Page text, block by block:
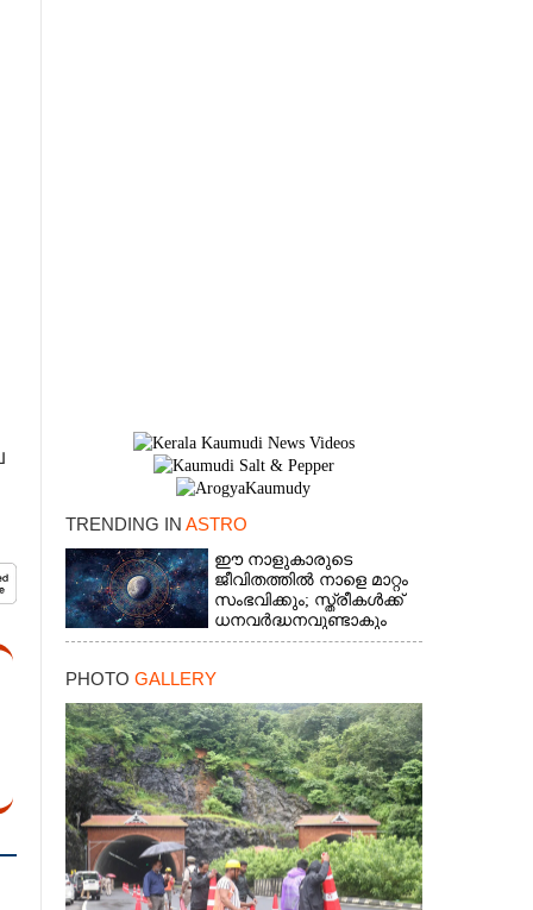
TRENDING IN ASTRO
ഈ നാളുകാരുടെ
ജീവിതത്തിൽ നാളെ മാറ്റം
സംഭവിക്കും; സ്ത്രീകള്‍ക്ക്
ധനവര്‍ദ്ധനവുണ്ടാകും
PHOTO GALLERY